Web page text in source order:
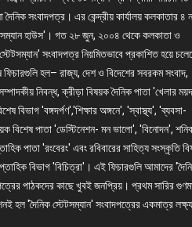
দৈনিক সংবাদপত্র। এর কেন্দ্রীয় কার্যালয় কলকাতার ৪
হাউস'। গত ২৮ জুন, ২০০৪ থেকে কলকাতা ও
সংবাদপত্র নিয়মিতভাবে প্রকাশিত হয়ে
হল– রাজ্য, দেশ ও বিদেশের সবরকম সংবাদ,
নিবন্ধ, ক্রীড়া বিষয়ক দৈনিক পাতা 'খেলার
বিভাগ 'বঙ্গদর্পণ','শিক্ষার অঙ্গনে', 'স্বাস্থ্য', 'ব্যবসা-
বিশেষ পাতা 'ডেস্টিনেশন- মন ভালো', 'বিনোদন',
পাতা 'রংবেরং' এবং রবিবারের সাহিত্য সংস্কৃতি
বিভাগ 'বিচিত্রা'। এই ফিচারগুলি আমাদের
পাঠকদের কাছে খুবই জনপ্রিয়। প্রথম সারির
হল 'দৈনিক স্টেটসম্যান' সংবাদপত্রের একমাত্র